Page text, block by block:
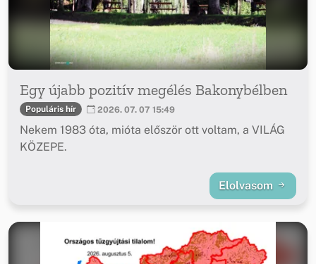
Egy újabb pozitív megélés Bakonybélben
Populáris hír 2026. 07. 07 15:49
Nekem 1983 óta, mióta először ott voltam, a VILÁG
KÖZEPE.
Elolvasom